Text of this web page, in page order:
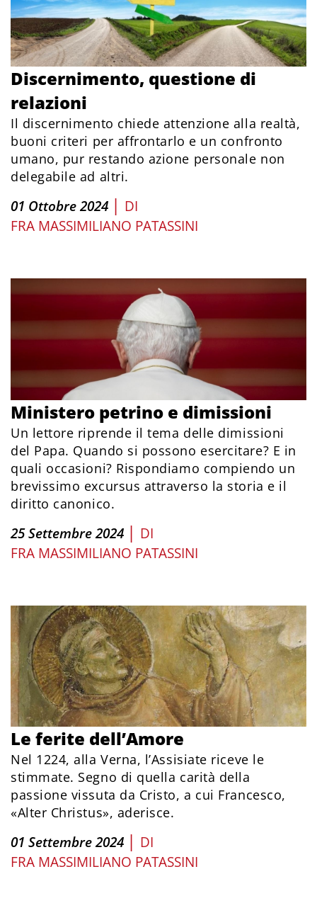
Discernimento, questione di
relazioni
Il discernimento chiede attenzione alla realtà,
buoni criteri per affrontarlo e un confronto
umano, pur restando azione personale non
delegabile ad altri.
01 Ottobre 2024 | DI
FRA MASSIMILIANO PATASSINI
Ministero petrino e dimissioni
Un lettore riprende il tema delle dimissioni
del Papa. Quando si possono esercitare? E in
quali occasioni? Rispondiamo compiendo un
brevissimo excursus attraverso la storia e il
diritto canonico.
25 Settembre 2024 | DI
FRA MASSIMILIANO PATASSINI
Le ferite dell’Amore
Nel 1224, alla Verna, l’Assisiate riceve le
stimmate. Segno di quella carità della
passione vissuta da Cristo, a cui Francesco,
«Alter Christus», aderisce.
01 Settembre 2024 | DI
FRA MASSIMILIANO PATASSINI